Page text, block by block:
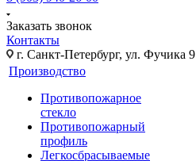
Заказать звонок
Контакты
г. Санкт-Петербург, ул. Фучика 9
Производство
Противопожарное
стекло
Противопожарный
профиль
Легкосбрасываемые